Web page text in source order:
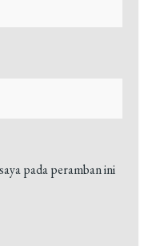
pada peramban ini